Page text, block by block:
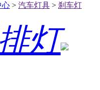
心 > 汽车灯具 > 刹车灯
灯